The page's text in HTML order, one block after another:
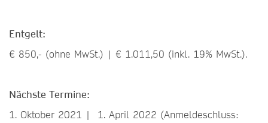
Entgelt:
€ 850,- (ohne MwSt.) | € 1.011,50 (inkl. 19% MwSt.).
Nächste Termine:
1. Oktober 2021 | 1. April 2022 (Anmeldeschluss: